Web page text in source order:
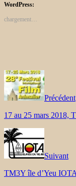
WordPress:
chargement…
Précédent
17 au 25 mars 2018,
Suivant
TM3Y île d’Yeu